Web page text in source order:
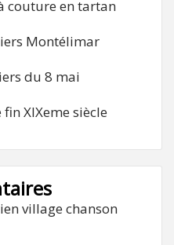
couture en tartan
Montélimar
du 8 mai
XIXeme siècle
village chanson